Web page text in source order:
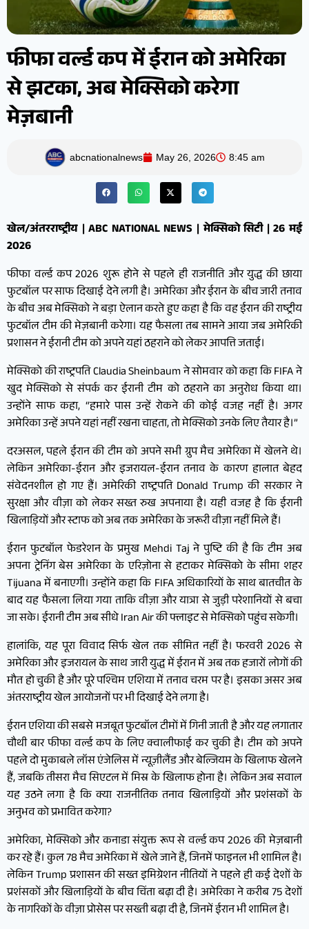
फीफा वर्ल्ड कप में ईरान को अमेरिका
से झटका, अब मेक्सिको करेगा
मेज़बानी
abcnationalnews May 26, 2026 8:45 am
खेल/अंतरराष्ट्रीय | ABC NATIONAL NEWS | मेक्सिको सिटी | 26 मई
2026
फीफा वर्ल्ड कप 2026 शुरू होने से पहले ही राजनीति और युद्ध की छाया
फुटबॉल पर साफ दिखाई देने लगी है। अमेरिका और ईरान के बीच जारी तनाव
के बीच अब मेक्सिको ने बड़ा ऐलान करते हुए कहा है कि वह ईरान की राष्ट्रीय
फुटबॉल टीम की मेज़बानी करेगा। यह फैसला तब सामने आया जब अमेरिकी
प्रशासन ने ईरानी टीम को अपने यहां ठहराने को लेकर आपत्ति जताई।
मेक्सिको की राष्ट्रपति Claudia Sheinbaum ने सोमवार को कहा कि FIFA ने
खुद मेक्सिको से संपर्क कर ईरानी टीम को ठहराने का अनुरोध किया था।
उन्होंने साफ कहा, “हमारे पास उन्हें रोकने की कोई वजह नहीं है। अगर
अमेरिका उन्हें अपने यहां नहीं रखना चाहता, तो मेक्सिको उनके लिए तैयार है।”
दरअसल, पहले ईरान की टीम को अपने सभी ग्रुप मैच अमेरिका में खेलने थे।
लेकिन अमेरिका-ईरान और इजरायल-ईरान तनाव के कारण हालात बेहद
संवेदनशील हो गए हैं। अमेरिकी राष्ट्रपति Donald Trump की सरकार ने
सुरक्षा और वीज़ा को लेकर सख्त रुख अपनाया है। यही वजह है कि ईरानी
खिलाड़ियों और स्टाफ को अब तक अमेरिका के जरूरी वीज़ा नहीं मिले हैं।
ईरान फुटबॉल फेडरेशन के प्रमुख Mehdi Taj ने पुष्टि की है कि टीम अब
अपना ट्रेनिंग बेस अमेरिका के एरिज़ोना से हटाकर मेक्सिको के सीमा शहर
Tijuana में बनाएगी। उन्होंने कहा कि FIFA अधिकारियों के साथ बातचीत के
बाद यह फैसला लिया गया ताकि वीज़ा और यात्रा से जुड़ी परेशानियों से बचा
जा सके। ईरानी टीम अब सीधे Iran Air की फ्लाइट से मेक्सिको पहुंच सकेगी।
हालांकि, यह पूरा विवाद सिर्फ खेल तक सीमित नहीं है। फरवरी 2026 से
अमेरिका और इजरायल के साथ जारी युद्ध में ईरान में अब तक हजारों लोगों की
मौत हो चुकी है और पूरे पश्चिम एशिया में तनाव चरम पर है। इसका असर अब
अंतरराष्ट्रीय खेल आयोजनों पर भी दिखाई देने लगा है।
ईरान एशिया की सबसे मजबूत फुटबॉल टीमों में गिनी जाती है और यह लगातार
चौथी बार फीफा वर्ल्ड कप के लिए क्वालीफाई कर चुकी है। टीम को अपने
पहले दो मुकाबले लॉस एंजेलिस में न्यूज़ीलैंड और बेल्जियम के खिलाफ खेलने
हैं, जबकि तीसरा मैच सिएटल में मिस्र के खिलाफ होना है। लेकिन अब सवाल
यह उठने लगा है कि क्या राजनीतिक तनाव खिलाड़ियों और प्रशंसकों के
अनुभव को प्रभावित करेगा?
अमेरिका, मेक्सिको और कनाडा संयुक्त रूप से वर्ल्ड कप 2026 की मेज़बानी
कर रहे हैं। कुल 78 मैच अमेरिका में खेले जाने हैं, जिनमें फाइनल भी शामिल है।
लेकिन Trump प्रशासन की सख्त इमिग्रेशन नीतियों ने पहले ही कई देशों के
प्रशंसकों और खिलाड़ियों के बीच चिंता बढ़ा दी है। अमेरिका ने करीब 75 देशों
के नागरिकों के वीज़ा प्रोसेस पर सख्ती बढ़ा दी है, जिनमें ईरान भी शामिल है।